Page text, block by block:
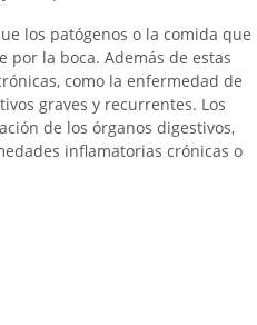
los patógenos o la comida que
por la boca. Además de estas
como la enfermedad de
graves y recurrentes. Los
de los órganos digestivos,
inflamatorias crónicas o